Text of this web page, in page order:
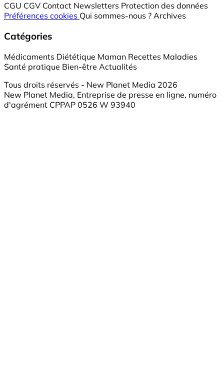
CGU CGV Contact Newsletters Protection des données
Préférences cookies Qui sommes-nous ? Archives
Catégories
Médicaments Diététique Maman Recettes Maladies
Santé pratique Bien-être Actualités
Tous droits réservés - New Planet Media 2026
New Planet Media, Entreprise de presse en ligne, numéro
d'agrément CPPAP 0526 W 93940